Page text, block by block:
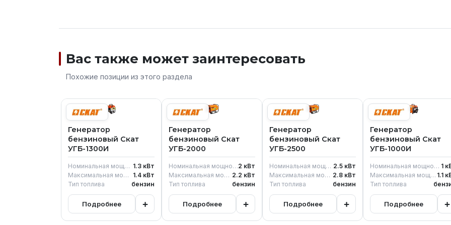
Вас также может заинтересовать
Похожие позиции из этого раздела
Генератор
бензиновый Скат
УГБ-1300И
Номинальная мощность 1.3 кВт
Максимальная мощность генератора
1.4 кВт
Тип топлива
бензин
Подробнее +
Генератор
бензиновый Скат
УГБ-2000
Номинальная мощность2 кВт
Максимальная мощность генератора 2.2 кВт
Тип топлива
бензин
Подробнее +
Генератор
бензиновый Скат
УГБ-2500
Номинальная мощность 2.5 кВт
Максимальная мощность генератора 2.8 кВт
Тип топлива
бензин
Подробнее +
Генератор
бензиновый Скат
УГБ-1000И
Номинальная мощность 1
Максимальная мощность генератора 1.1
Тип топлива
Подробнее +